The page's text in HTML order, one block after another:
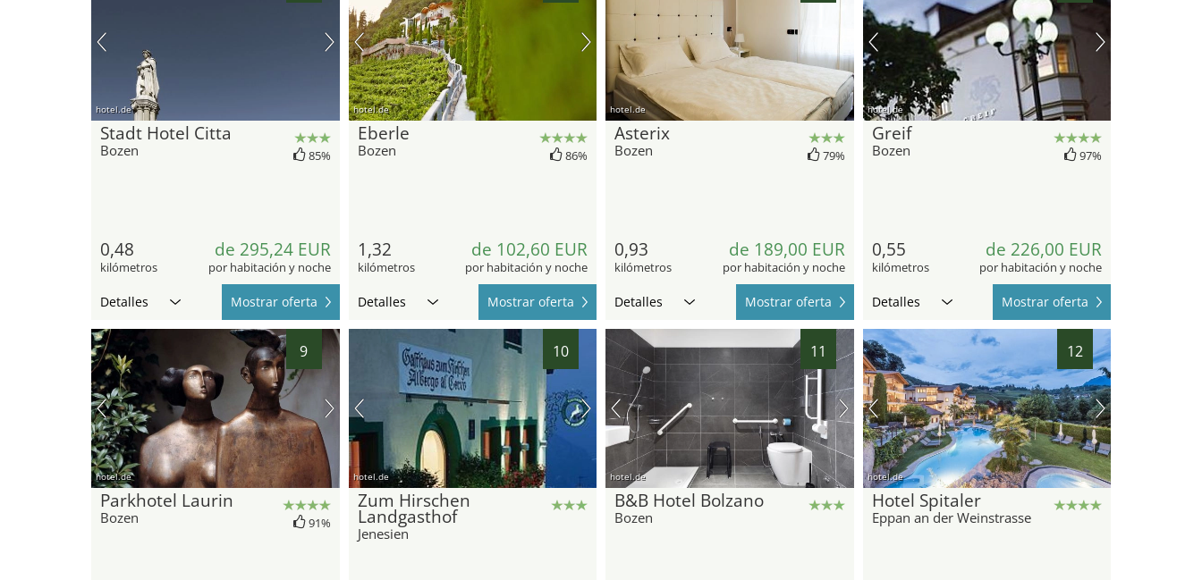
hotel.de
Stadt Hotel Citta
Bozen 85%
0,48
kilómetros
de 295,24 EUR
por habitación y noche
Detalles Mostrar oferta
hotel.de
Eberle
Bozen 86%
1,32
kilómetros
de 102,60 EUR
por habitación y noche
Detalles Mostrar oferta
hotel.de
Asterix
Bozen 79%
0,93
kilómetros
de 189,00 EUR
por habitación y noche
Detalles Mostrar oferta
hotel.de
Greif
Bozen 97%
0,55
kilómetros
de 226,00 EUR
por habitación y noche
Detalles Mostrar oferta
9
hotel.de
Parkhotel Laurin
Bozen 91%
10
hotel.de
Zum Hirschen
Landgasthof
Jenesien
11
hotel.de
B&B Hotel Bolzano
Bozen
12
hotel.de
Hotel Spitaler
Eppan an der Weinstrasse